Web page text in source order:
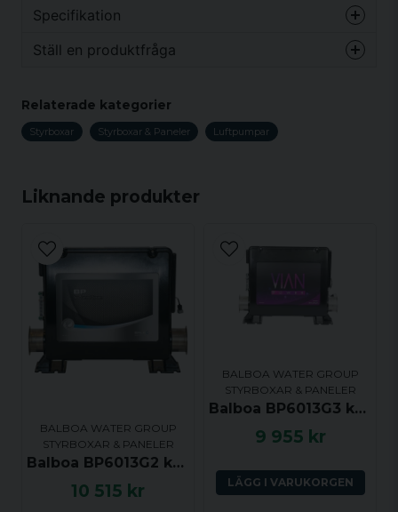
Liknande produkter
BALBOA WATER GROUP
STYRBOXAR & PANELER
Balboa BP6013G2 kontrollsystem inkl 3.0kW värmare
10 515 kr
BALBOA WATER GROUP
STYRBOXAR & PANELER
Balboa BP6013G3 kontrollsystem inkl 3.0kW värmare
9 955 kr
LÄGG I VARUKORGEN
Vikt
Specifikation
Vikt
Ställ en produktfråga
Fråga oss något om denna produkten...
Namn
email
Mejladress
Ja, ni får publicera min fråga
Relaterade kategorier
Styrboxar Styrboxar & Paneler Luftpumpar